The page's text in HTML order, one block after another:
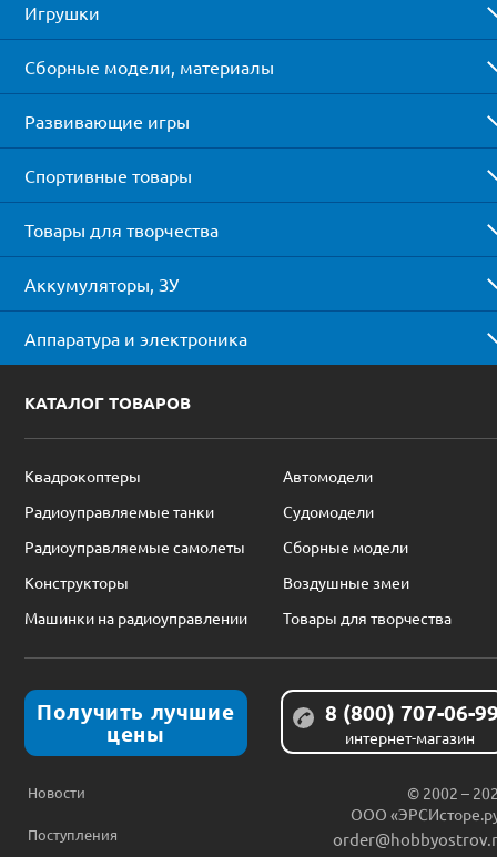
Игрушки
Сборные модели, материалы
Развивающие игры
Спортивные товары
Товары для творчества
Аккумуляторы, ЗУ
Аппаратура и электроника
КАТАЛОГ ТОВАРОВ
Квадрокоптеры
Автомодели
Радиоуправляемые танки
Судомодели
Радиоуправляемые самолеты
Сборные модели
Конструкторы
Воздушные змеи
Машинки на радиоуправлении
Товары для творчества
Получить лучшие
цены
8 (800) 707-06-
интернет-магазин
Новости
Поступления
© 2002 –
ООО